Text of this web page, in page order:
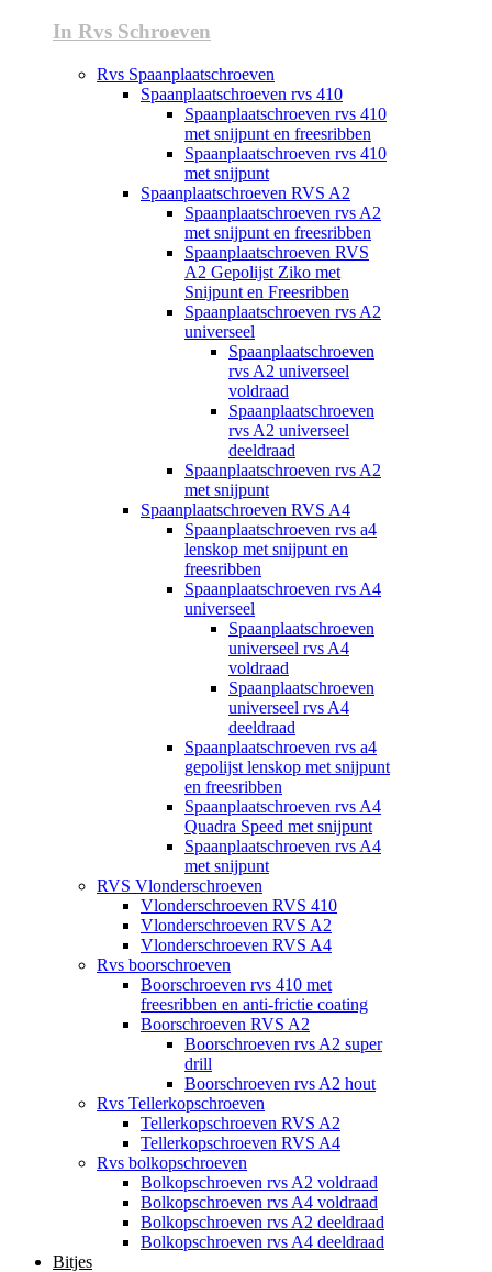
In Rvs Schroeven
Rvs Spaanplaatschroeven
Spaanplaatschroeven rvs 410
Spaanplaatschroeven rvs 410
met snijpunt en freesribben
Spaanplaatschroeven rvs 410
met snijpunt
Spaanplaatschroeven RVS A2
Spaanplaatschroeven rvs A2
met snijpunt en freesribben
Spaanplaatschroeven RVS
A2 Gepolijst Ziko met
Snijpunt en Freesribben
Spaanplaatschroeven rvs A2
universeel
Spaanplaatschroeven
rvs A2 universeel
voldraad
Spaanplaatschroeven
rvs A2 universeel
deeldraad
Spaanplaatschroeven rvs A2
met snijpunt
Spaanplaatschroeven RVS A4
Spaanplaatschroeven rvs a4
lenskop met snijpunt en
freesribben
Spaanplaatschroeven rvs A4
universeel
Spaanplaatschroeven
universeel rvs A4
voldraad
Spaanplaatschroeven
universeel rvs A4
deeldraad
Spaanplaatschroeven rvs a4
gepolijst lenskop met snijpunt
en freesribben
Spaanplaatschroeven rvs A4
Quadra Speed met snijpunt
Spaanplaatschroeven rvs A4
met snijpunt
RVS Vlonderschroeven
Vlonderschroeven RVS 410
Vlonderschroeven RVS A2
Vlonderschroeven RVS A4
Rvs boorschroeven
Boorschroeven rvs 410 met
freesribben en anti-frictie coating
Boorschroeven RVS A2
Boorschroeven rvs A2 super
drill
Boorschroeven rvs A2 hout
Rvs Tellerkopschroeven
Tellerkopschroeven RVS A2
Tellerkopschroeven RVS A4
Rvs bolkopschroeven
Bolkopschroeven rvs A2 voldraad
Bolkopschroeven rvs A4 voldraad
Bolkopschroeven rvs A2 deeldraad
Bolkopschroeven rvs A4 deeldraad
Bitjes